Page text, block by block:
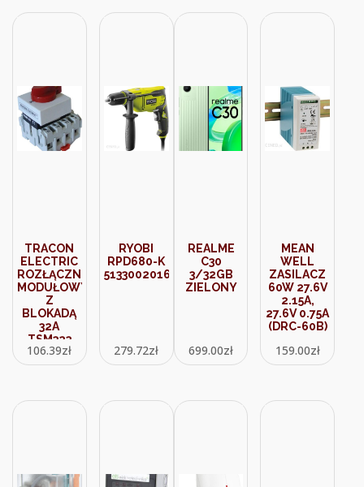
TRACON
ELECTRIC
ROZŁĄCZNIK
MODUŁOWY
Z
BLOKADĄ
32A
TSM323
106.39zł
RYOBI
RPD680-K
5133002016
279.72zł
REALME
C30
3/32GB
ZIELONY
699.00zł
MEAN
WELL
ZASILACZ
60W 27.6V
2.15A,
27.6V 0.75A
(DRC-60B)
159.00zł